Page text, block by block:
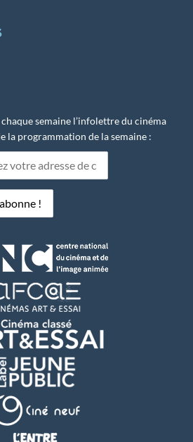
semaine l’infolettre du cinéma
la programmation de la semaine :